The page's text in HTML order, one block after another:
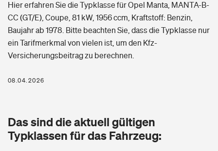
Grundfähigkeitsversicherung
Arbeitsrechtsschutz
Berufshaftpflichtversicherung
Zur Übersicht
Tools
Hausratversicherung
Glasversicherung
Freizeit
Pri­vate Haft­pflicht­
Kinderunfall­ver­si­che­rung
Gesundheit
Private Krankenversicherung
Dread-Disease-Versicherung
Hier erfahren Sie die Typklasse für Opel Manta, MANTA-B-
CC (GT/E), Coupe, 81 kW, 1956 ccm, Kraftstoff: Benzin,
Baujahr ab 1978. Bitte beachten Sie, dass die Typklasse nur
ein Tarifmerkmal von vielen ist, um den Kfz-
Versicherungsbeitrag zu berechnen.
08.04.2026
Das sind die aktuell gültigen
Typklassen für das Fahrzeug: